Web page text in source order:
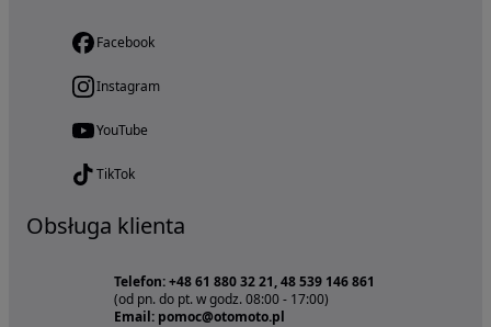
Facebook
Instagram
YouTube
TikTok
Obsługa klienta
Telefon: +48 61 880 32 21, 48 539 146 861
(od pn. do pt. w godz. 08:00 - 17:00)
Email: pomoc@otomoto.pl